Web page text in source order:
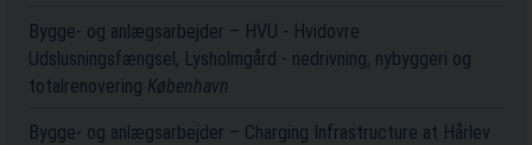
Bygge- og anlægsarbejder – HVU - Hvidovre
Udslusningsfængsel, Lysholmgård - nedrivning, nybyggeri og
totalrenovering København
Bygge- og anlægsarbejder – Charging Infrastructure at Hårlev